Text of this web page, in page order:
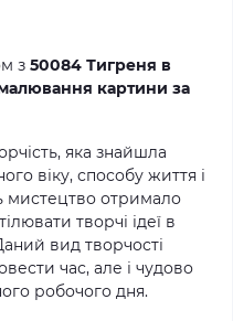
з 50084 Тигреня в
картини за
яка знайшла
віку, способу життя і
мистецтво отримало
творчі ідеї в
вид творчості
час, але і чудово
робочого дня.